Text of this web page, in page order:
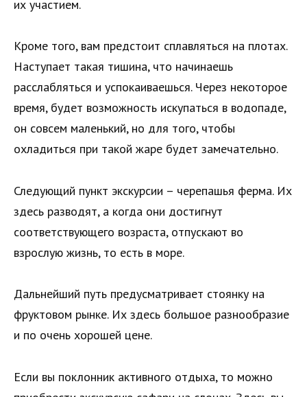
их участием.
Кроме того, вам предстоит сплавляться на плотах.
Наступает такая тишина, что начинаешь
расслабляться и успокаиваешься. Через некоторое
время, будет возможность искупаться в водопаде,
он совсем маленький, но для того, чтобы
охладиться при такой жаре будет замечательно.
Следующий пункт экскурсии – черепашья ферма. Их
здесь разводят, а когда они достигнут
соответствующего возраста, отпускают во
взрослую жизнь, то есть в море.
Дальнейший путь предусматривает стоянку на
фруктовом рынке. Их здесь большое разнообразие
и по очень хорошей цене.
Если вы поклонник активного отдыха, то можно